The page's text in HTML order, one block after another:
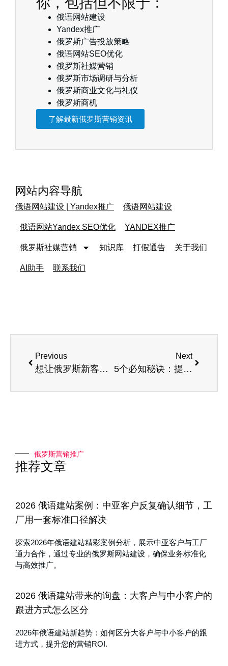
俄语网站建设
Yandex推广
俄罗斯广告投放策略
俄语网站SEO优化
俄罗斯社媒营销
俄罗斯市场调研与分析
俄罗斯商业文化与礼仪
俄罗斯商机
了解最新俄罗斯营销资讯
网站内容导航
俄语网站建设 | Yandex推广 俄语网站建设
俄语网站Yandex SEO优化 YANDEX推广
俄罗斯社媒营销 知识库 打假通告 关于我们
AI助手 联系我们
Previous
想让俄罗斯新客户下单，首先要解决这个问题！
Next
5个必知秘诀：提升俄罗斯网站建设商业转化的实用技巧
俄罗斯营销推广
推荐文章
2026 俄语建站案例：中亚客户反复确认细节，工
厂用一套标准口径解决
探索2026年俄语建站精彩案例分析，展示中亚客户与工厂
通力合作，通过专业的俄罗斯网站建设，确保业务标准化
与高效推广。
2026 俄语建站带来的询盘：大客户与中小客户的
跟进方式怎么区分
2026年俄语建站新趋势：如何区分大客户与中小客户的跟
进方式，提升您的营销ROI.